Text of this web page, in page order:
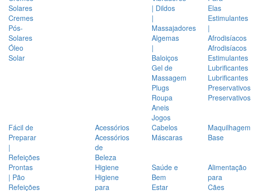
Solares
Cremes
Pós-
Solares
Óleo
Solar
| Dildos
|
Massajadores
Algemas
|
Baloiços
Gel de
Massagem
Plugs
Roupa
Aneis
Jogos
Elas
Estimulantes
|
Afrodisíacos
Afrodisíacos
Estimulantes
Lubrificantes
Lubrificantes
Preservativos
Preservativos
Fácil de
Preparar
|
Refeições
Prontas
| Pão
Refeições
Acessórios
Acessórios
de
Beleza
Cabelos
Máscaras
Maquilhagem
Base
Higiene
Higiene
para
Saúde e
Bem
Estar
Alimentação
para
Cães